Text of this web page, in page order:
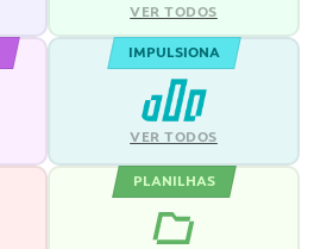
VER TODOS
IMPULSIONA
VER TODOS
PLANILHAS